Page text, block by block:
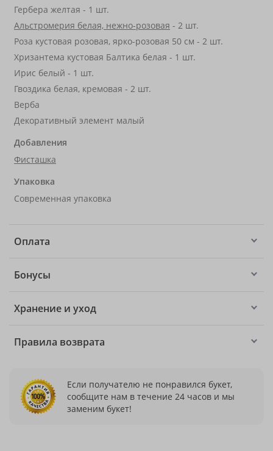
Гербера желтая - 1 шт.
Альстромерия белая, нежно-розовая - 2 шт.
Роза кустовая розовая, ярко-розовая 50 см - 2 шт.
Хризантема кустовая Балтика белая - 1 шт.
Ирис белый - 1 шт.
Гвоздика белая, кремовая - 2 шт.
Верба
Декоративный элемент малый
Добавления
Фисташка
Упаковка
Современная упаковка
Оплата
Бонусы
Хранение и уход
Правила возврата
Если получателю не понравился букет,
сообщите нам в течение 24 часов и мы
заменим букет!